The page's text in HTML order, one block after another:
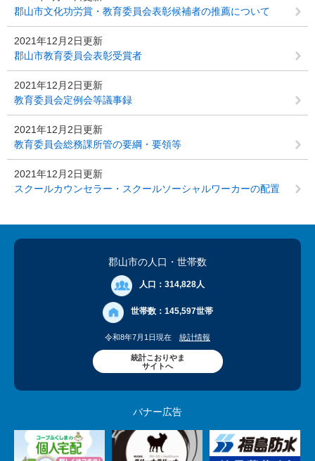
郡山市文化功労賞・教育委員会表彰候補者の推薦について
2021年12月2日更新
郡山市教育委員会表彰受賞者
2021年12月2日更新
教育委員会定例会等議事録
2021年12月2日更新
教育委員会総務課所管の要綱・要領等
2021年12月2日更新
スクールカウンセラー・スクールソーシャルワーカーの配置
郡山市の人口 ・世帯数
人口： 314,828人
世帯数： 145,597世帯
令和8年7月1日現在 統計情報
統計こおりやま
サイトへ
バナー広告